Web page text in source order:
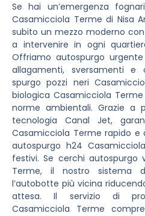
Se hai un’emergenza
Casamicciola Terme di Nisa
subito un mezzo moderno
a intervenire in ogni
Offriamo autospurgo
allagamenti, sversamenti e
spurgo pozzi neri
biologica Casamicciola
norme ambientali. Grazie
tecnologia Canal Jet,
Casamicciola Terme rapido e
autospurgo h24
festivi. Se cerchi autospurgo
Terme, il nostro sistema
l’autobotte più vicina
attesa. Il servizio di
Casamicciola Terme